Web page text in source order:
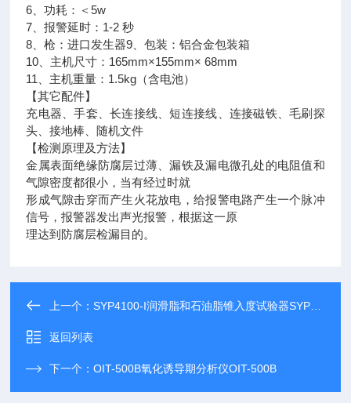
6、功耗：＜5w
7、报警延时：1-2 秒
8、枪：进口发生器9、包装：铝合金包装箱
10、主机尺寸：165mm×155mm× 68mm
11、主机重量：1.5kg（含电池）
【其它配件】
充电器、手套、长连接线、短连接线、连接磁铁、毛刷探
头、接地棒、随机文件
【检测原理及方法】
金属表面绝缘防腐层过薄、漏铁及漏电微孔处的电阻值和
气隙密度都很小，当有经过时就
形成气隙击穿而产生火花放电，给报警电路产生一个脉冲
信号，报警器发出声光报警，根据这一原
理达到防腐层检漏目的。
上一个：SYP4100-I润滑脂和石油脂锥入度试验器SYP4100-I
返回列表
下一个：OIT-500B氧化诱导期分析仪OIT-500B